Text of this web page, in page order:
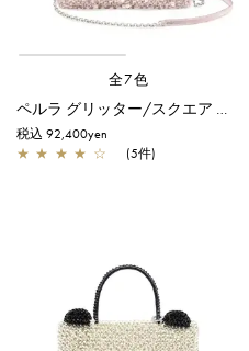
全7色
ペルラ グリッター/スクエア ミディアム/パウダリーピンクシルバー
税込 92,400yen
★ ★ ★ ★ ☆ (5件)